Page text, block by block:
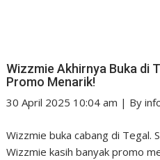
Wizzmie Akhirnya Buka di
Promo Menarik!
30 April 2025 10:04 am | By
Wizzmie buka cabang di Tegal.
Wizzmie kasih banyak promo